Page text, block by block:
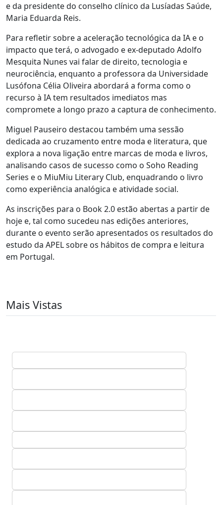
e da presidente do conselho clínico da Lusíadas Saúde,
Maria Eduarda Reis.
Para refletir sobre a aceleração tecnológica da IA e o
impacto que terá, o advogado e ex-deputado Adolfo
Mesquita Nunes vai falar de direito, tecnologia e
neurociência, enquanto a professora da Universidade
Lusófona Célia Oliveira abordará a forma como o
recurso à IA tem resultados imediatos mas
compromete a longo prazo a captura de conhecimento.
Miguel Pauseiro destacou também uma sessão
dedicada ao cruzamento entre moda e literatura, que
explora a nova ligação entre marcas de moda e livros,
analisando casos de sucesso como o Soho Reading
Series e o MiuMiu Literary Club, enquadrando o livro
como experiência analógica e atividade social.
As inscrições para o Book 2.0 estão abertas a partir de
hoje e, tal como sucedeu nas edições anteriores,
durante o evento serão apresentados os resultados do
estudo da APEL sobre os hábitos de compra e leitura
em Portugal.
Mais Vistas